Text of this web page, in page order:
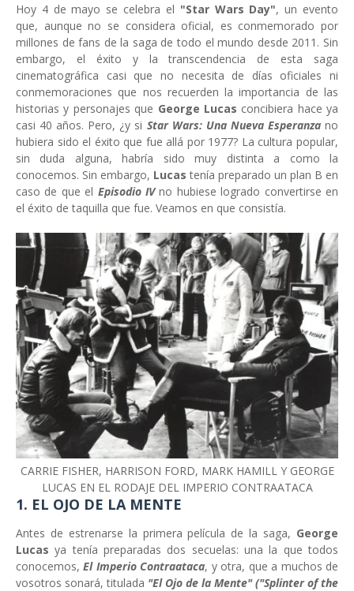
Hoy 4 de mayo se celebra el "Star Wars Day", un evento
que, aunque no se considera oficial, es conmemorado por
millones de fans de la saga de todo el mundo desde 2011. Sin
embargo, el éxito y la transcendencia de esta saga
cinematográfica casi que no necesita de días oficiales ni
conmemoraciones que nos recuerden la importancia de las
historias y personajes que George Lucas concibiera hace ya
casi 40 años. Pero, ¿y si Star Wars: Una Nueva Esperanzano
hubiera sido el éxito que fue allá por 1977? La cultura popular,
sin duda alguna, habría sido muy distinta a como la
conocemos. Sin embargo, Lucastenía preparado un plan B en
caso de que el Episodio IVno hubiese logrado convertirse en
el éxito de taquilla que fue. Veamos en que consistía.
CARRIE FISHER, HARRISON FORD, MARK HAMILL Y GEORGE
LUCAS EN EL RODAJE DEL IMPERIO CONTRAATACA
1. EL OJO DE LA MENTE
Antes de estrenarse la primera película de la saga, George
Lucas ya tenía preparadas dos secuelas: una la que todos
conocemos,El Imperio Contraataca, y otra, que a muchos de
vosotros sonará, titulada "El Ojo de la Mente" ("Splinter of the